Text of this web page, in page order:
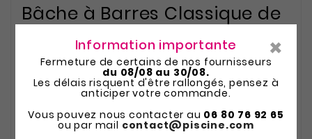
Bâche à Barres Classique de
Sécurité 4 saisons 7m x 3m
bâche à barres 10 x 5 mest une solution
de protection complète pour les piscines
rectangulaires de grande dimension. Conçue
pour résister aux conditions extérieures tout
au long de l’année, elle combine sécurité,
×
Information importante
Fermeture de certains de nos fournisseurs
du 08/08 au 30/08.
Les délais risquent d'être rallongés, pensez à
anticiper votre commande.
Vous pouvez nous contacter au 06 80 76 92 65
ou par mail contact@piscine.com